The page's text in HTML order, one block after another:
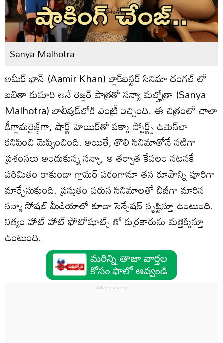
Sanya Malhotra
అమీర్ ఖాన్ (Aamir Khan) బ్లాక్‌బస్టర్ సినిమా దంగల్ లో
బబితా కుమారి అనే రెజ్లర్ పాత్రతో సన్యా మల్హోత్రా (Sanya
Malhotra) బాలీవుడ్‌లోకి ఎంట్రీ ఇచ్చింది. ఈ చిత్రంలో చాలా
డీగ్లామరైజ్డ్‌గా, షార్ట్ హెయిర్‌తో పక్కా స్పోర్ట్స్ ఉమెన్‌లా
కనిపించి మెప్పించింది. అయితే, తొలి సినిమాతోనే నటిగా
ప్రశంసలు అందుకున్న సన్యా, ఆ తర్వాత కేవలం నటనకే
పరిమితం కాకుండా గ్లామర్ పరంగానూ తన రూపాన్ని పూర్తిగా
మార్చేసుకుంది. ప్రస్తుతం వరుస సినిమాలతో బిజీగా మారిన
సన్యా సోషల్ మీడియాలో కూడా సెన్సేషన్ సృష్టిస్తూ ఉంటుంది.
నిత్యం హాట్ హాట్ ఫోటోషూట్స్ తో కుర్రకారును మత్తెక్కిస్తూ
ఉంటుంది.